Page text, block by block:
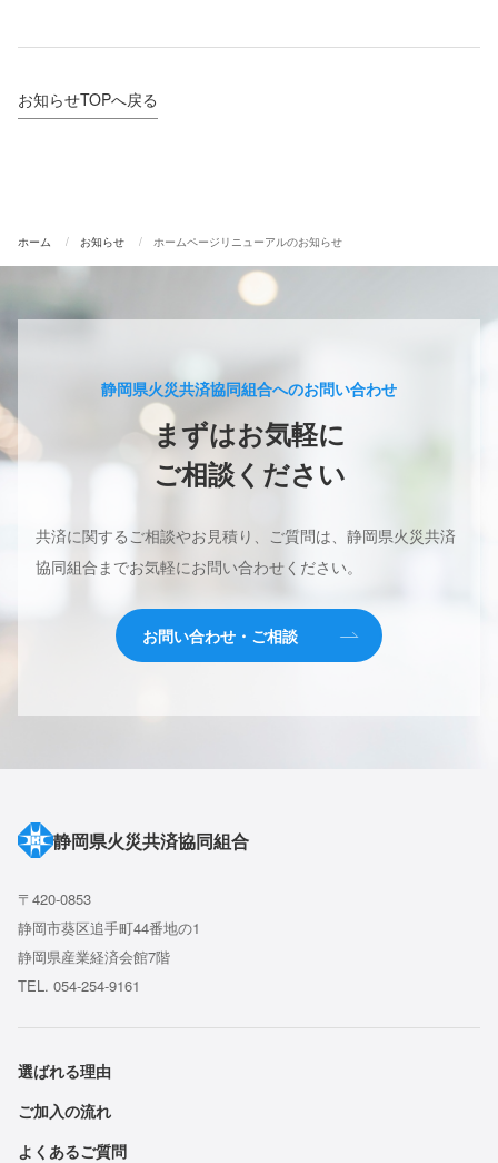
ホーム
選ばれる理由
共済商品
ご加入の流れ
よくあるご質問
お知らせTOPへ戻る
ホーム お知らせ ホームページリニューアルのお知らせ
静岡県火災共済協同組合へのお問い合わせ
まずはお気軽に
ご相談ください
共済に関するご相談やお見積り、ご質問は、 静岡県火災共済
協同組合までお気軽にお問い合わせください。
お問い合わせ・ご相談
静岡県火災共済協同組合
〒420-0853
静岡市葵区追手町44番地の1
静岡県産業経済会館7階
TEL. 054-254-9161
選ばれる理由
ご加入の流れ
よくあるご質問